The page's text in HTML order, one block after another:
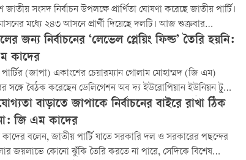
জাতীয় সংসদ নির্বাচন উপলক্ষে প্রার্থিতা ঘোষণা করেছে জাতীয় পার্টি।
মধ্যে ২৪৩ আসনে প্রার্থী দিয়েছে দলটি। আজ শুক্রবার
একটি হোটেলে প্রার্থিতা ঘোষণা করেন দলের মহাসচিব শামীম
পাটোয়ারী।
জন্য নির্বাচনের ‘লেভেল প্লেয়িং ফিল্ড’ তৈরি হয়নি:
কাদের
(জাপা) একাংশের চেয়ারম্যান গোলাম মোহাম্মদ (জি এম)
সঙ্গে বৈঠক করেছেন ডেলিগেশন অব দ্য ইউরোপিয়ান ইউনিয়ন টু
একটি প্রতিনিধিদল। আজ মঙ্গলবার গুলশানে এই বৈঠক অনুষ্ঠিত
বাড়াতে জাপাকে নির্বাচনের বাইরে রাখা ঠিক
জি এম কাদের
বলেন, জাতীয় পার্টি যাতে সরকারি দল ও সরকারের পছন্দের
জয়লাভে কোনো ঝুঁকি তৈরি করতে না পারে, সেদিকে বিশেষ